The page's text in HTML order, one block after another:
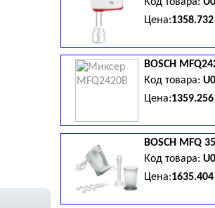
Цена:
BOSCH
Код товара:
Цена:
BOSCH MFQ
Код товара:
Цена: